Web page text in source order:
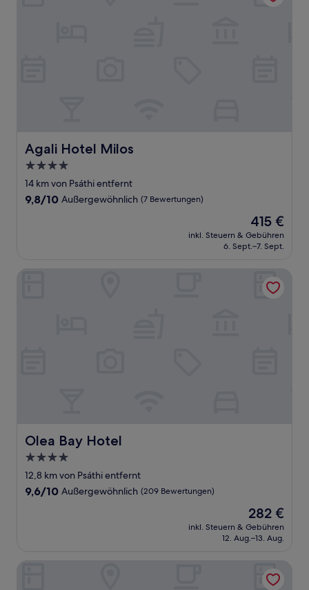
Agali Hotel Milos
Agali Hotel Milos
4.0-
Sterne-
Unterkunft
14 km von Psáthi entfernt
9.8
9,8/10 Außergewöhnlich (7 Bewertungen)
Der
Preis
beträgt
415 €
inkl. Steuern & Gebühren
6. Sept.–7. Sept.
Olea Bay Hotel
Olea Bay Hotel
4.0-
Sterne-
Unterkunft
12,8 km von Psáthi entfernt
9.6
9,6/10 Außergewöhnlich (209 Bewertungen)
Der
Preis
beträgt
282 €
inkl. Steuern & Gebühren
12. Aug.–13. Aug.